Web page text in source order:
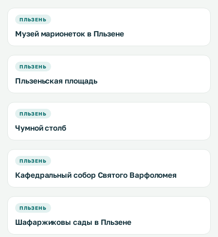
ПЛЬЗЕНЬ
Музей марионеток в Пльзене
ПЛЬЗЕНЬ
Пльзеньская площадь
ПЛЬЗЕНЬ
Чумной столб
ПЛЬЗЕНЬ
Кафедральный собор Святого Варфоломея
ПЛЬЗЕНЬ
Шафаржиковы сады в Пльзене